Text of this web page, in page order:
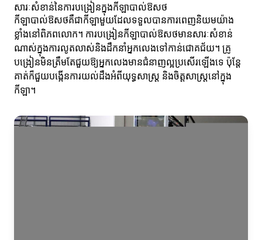
សារៈសំខាន់នៃការបង្រៀនក្នុងកីឡាបាល់ឱសថ
កីឡាបាល់ឱសថគឺជាកីឡាមួយដែលទទួលបានការពេញនិយមយ៉ាង
ខ្លាំងនៅពិភពលោក។ ការបង្រៀនកីឡាបាល់ឱសថមានសារៈសំខាន់
ណាស់ក្នុងការលូតលាស់និងដឹកនាំអ្នកលេងទៅកាន់ជោគជ័យ។ គ្រូ
បង្រៀនមិនត្រឹមតែជួយឱ្យអ្នកលេងមានជំនាញល្អប្រសើរឡើងទេ ប៉ុន្តែ
គាត់ក៏ជួយបង្កើនការយល់ដឹងអំពីយុទ្ធសាស្ត្រ និងចិត្តសាស្ត្រនៅក្នុង
កីឡា។